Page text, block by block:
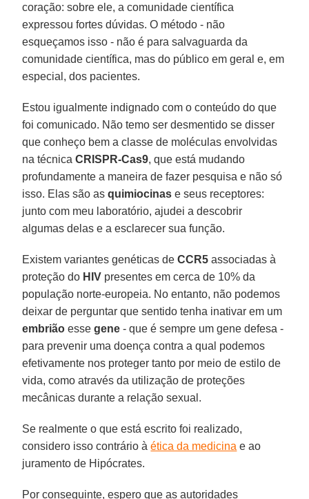
coração: sobre ele, a comunidade científica
expressou fortes dúvidas. O método - não
esqueçamos isso - não é para salvaguarda da
comunidade científica, mas do público em geral e, em
especial, dos pacientes.
Estou igualmente indignado com o conteúdo do que
foi comunicado. Não temo ser desmentido se disser
que conheço bem a classe de moléculas envolvidas
na técnicaCRISPR-Cas9, que está mudando
profundamente a maneira de fazer pesquisa e não só
isso. Elas são asquimiocinas e seus receptores:
junto com meu laboratório, ajudei a descobrir
algumas delas e a esclarecer sua função.
Existem variantes genéticas de CCR5 associadas à
proteção do HIV presentes em cerca de 10% da
população norte-europeia. No entanto, não podemos
deixar de perguntar que sentido tenha inativar em um
embrião essegene - que é sempre um gene defesa -
para prevenir uma doença contra a qual podemos
efetivamente nos proteger tanto por meio de estilo de
vida, como através da utilização de proteções
mecânicas durante a relação sexual.
Se realmente o que está escrito foi realizado,
considero isso contrário àética da medicina e ao
juramento de Hipócrates.
Por conseguinte, espero que as autoridades